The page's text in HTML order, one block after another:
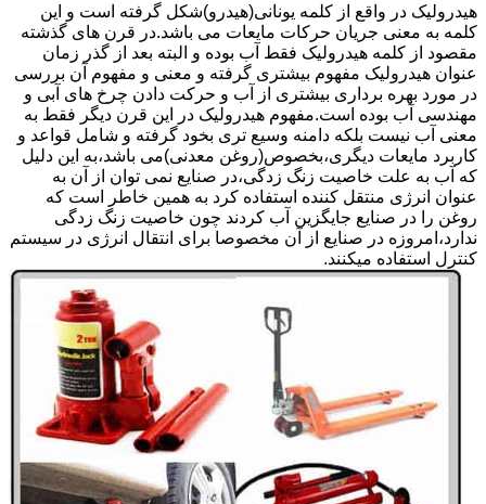
هیدرولیک در واقع از کلمه یونانی(هیدرو)شکل گرفته است و این
کلمه به معنی جریان حرکات مایعات می باشد.در قرن های گذشته
مقصود از کلمه هیدرولیک فقط آب بوده و البته بعد از گذر زمان
عنوان هیدرولیک مفهوم بیشتری گرفته و معنی و مفهوم آن بررسی
در مورد بهره برداری بیشتری از آب و حرکت دادن چرخ های آبی و
مهندسی آب بوده است.مفهوم هیدرولیک در این قرن دیگر فقط به
معنی آب نیست بلکه دامنه وسیع تری بخود گرفته و شامل قواعد و
کاربرد مایعات دیگری،بخصوص(روغن معدنی)می باشد،به این دلیل
که آب به علت خاصیت زنگ زدگی،در صنایع نمی توان از آن به
عنوان انرژی منتقل کننده استفاده کرد به همین خاطر است که
روغن را در صنایع جایگزین آب کردند چون خاصیت زنگ زدگی
ندارد،امروزه در صنایع از آن مخصوصا برای انتقال انرژی در سیستم
کنترل استفاده میکنند.